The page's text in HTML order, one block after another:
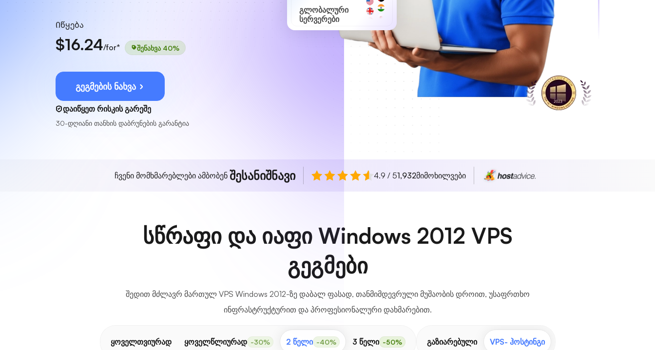
Იწყება
$16.24/for* შენახვა 40%
გეგმების ნახვა
დაიწყეთ რისკის გარეშე
30-დღიანი თანხის დაბრუნების გარანტია
გლობალური
სერვერები
ჩვენი მომხმარებლები ამბობენ შესანიშნავი 4.9 / 51,932მიმოხილვები
სწრაფი და იაფი Windows 2012 VPS
გეგმები
შედით მძლავრ მართულ VPS Windows 2012-ზე დაბალ ფასად, თანმიმდევრული მუშაობის დროით, უსაფრთხო
ინფრასტრუქტურით და პროფესიონალური დახმარებით.
ყოველთვიურად ყოველწლიურად -30% 2 წელი -40% 3 წელი -50% გაზიარებული VPS- ჰოსტინგი